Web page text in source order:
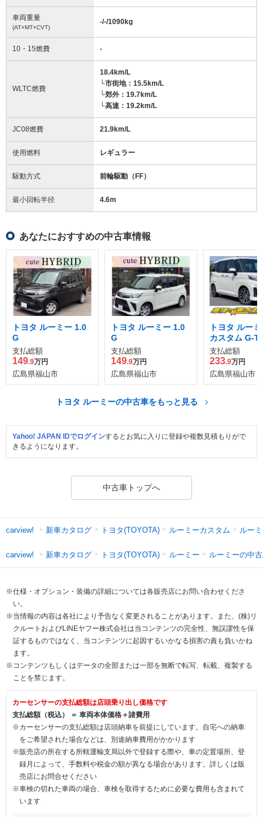
車両重量
(AT×MT×CVT)
-/-/1090kg
10・15燃費 -
WLTC燃費
18.4km/L
└市街地：15.5km/L
└郊外：19.7km/L
└高速：19.2km/L
JC08燃費 21.9km/L
使用燃料 レギュラー
駆動方式 前輪駆動（FF）
最小回転半径 4.6m
あなたにおすすめの中古車情報
トヨタ ルーミー 1.0
G
支払総額
149.9万円
広島県福山市
トヨタ ルーミー 1.0
G
支払総額
149.9万円
広島県福山市
トヨタ ルー
カスタム G-T
支払総額
233.9万円
広島県福山市
トヨタ ルーミーの中古車をもっと見る
Yahoo! JAPAN IDでログインするとお気に入りに登録や複数見積もりがで
きるようになります。
中古車トップへ
carview! 新車カタログ トヨタ(TOYOTA) ルーミーカスタム ルー
carview! 新車カタログ トヨタ(TOYOTA) ルーミー ルーミーの中
※仕様・オプション・装備の詳細については各販売店にお問い合わせくださ
い。
※当情報の内容は各社により予告なく変更されることがあります。また、(株)リ
クルートおよびLINEヤフー株式会社は当コンテンツの完全性、無誤謬性を保
証するものではなく、当コンテンツに起因するいかなる損害の責も負いかね
ます。
※コンテンツもしくはデータの全部または一部を無断で転写、転載、複製する
ことを禁じます。
カーセンサーの支払総額は店頭乗り出し価格です
支払総額（税込） ＝ 車両本体価格＋諸費用
※カーセンサーの支払総額は店頭納車を前提にしています。自宅への納車
をご希望された場合などは、別途納車費用がかかります
※販売店の所在する所轄運輸支局以外で登録する際や、車の定置場所、登
録月によって、手数料や税金の額が異なる場合があります。詳しくは販
売店にお問合せください
※車検の切れた車両の場合、車検を取得するために必要な費用も含まれて
います